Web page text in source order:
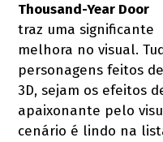
Thousand-Year Door
traz uma significante
melhora no visual.
personagens feitos
3D, sejam os efeitos
apaixonante pelo
cenário é lindo na